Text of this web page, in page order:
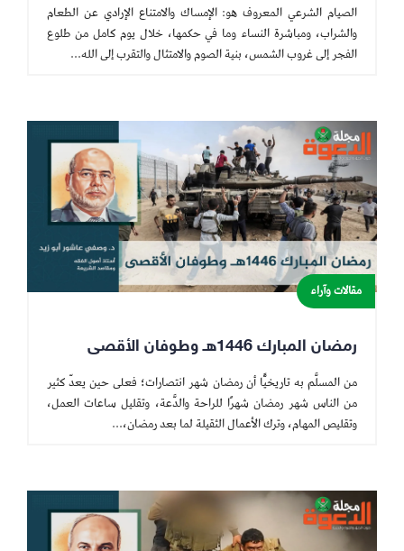
الصيام الشرعي المعروف هو: الإمساك والامتناع الإرادي عن الطعام
والشراب، ومباشرة النساء وما في حكمها، خلال يوم كامل من طلوع
الفجر إلى غروب الشمس، بنية الصوم والامتثال والتقرب إلى الله...
مقالات وآراء
رمضان المبارك 1446هـ وطوفان الأقصى
من المسلَّم به تاريخيًّا أن رمضان شهر انتصارات؛ فعلى حين يعدّ كثير
من الناس شهر رمضان شهرًا للراحة والدَّعة، وتقليل ساعات العمل،
وتقليص المهام، وترك الأعمال الثقيلة لما بعد رمضان،...